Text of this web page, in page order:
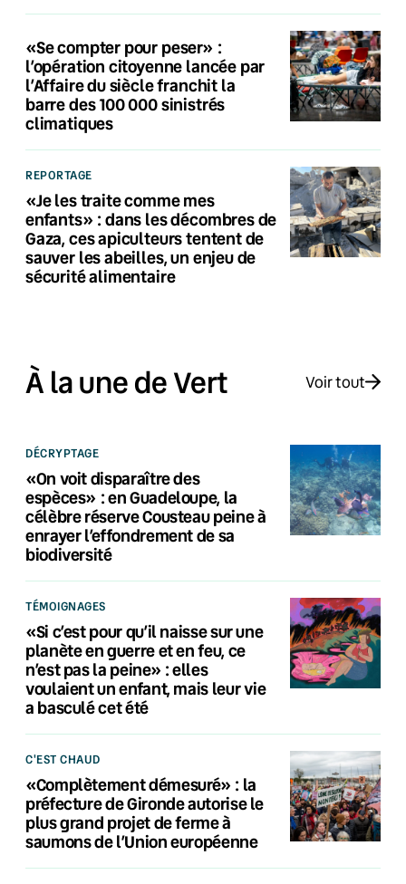
«Se compter pour peser» :
l’opération citoyenne lancée par
l’Affaire du siècle franchit la
barre des 100 000 sinistrés
climatiques
REPORTAGE
«Je les traite comme mes
enfants» : dans les décombres de
Gaza, ces apiculteurs tentent de
sauver les abeilles, un enjeu de
sécurité alimentaire
À la une de Vert Voir tout
DÉCRYPTAGE
«On voit disparaître des
espèces» : en Guadeloupe, la
célèbre réserve Cousteau peine à
enrayer l’effondrement de sa
biodiversité
TÉMOIGNAGES
«Si c’est pour qu’il naisse sur une
planète en guerre et en feu, ce
n’est pas la peine» : elles
voulaient un enfant, mais leur vie
a basculé cet été
C'EST CHAUD
«Complètement démesuré» : la
préfecture de Gironde autorise le
plus grand projet de ferme à
saumons de l’Union européenne